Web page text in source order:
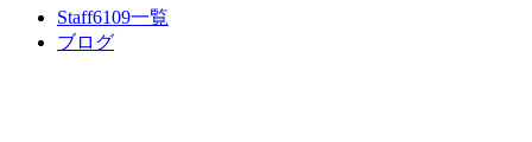
Staff6109一覧
ブログ